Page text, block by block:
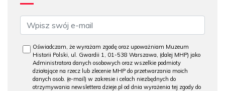
Oświadczam, że wyrażam zgodę oraz upoważniam Muzeum
Historii Polski, ul. Gwardii 1, 01-538 Warszawa, (dalej MHP) jako
Administratora danych osobowych oraz wszelkie podmioty
działające na rzecz lub zlecenie MHP do przetwarzania moich
danych osob. (e-mail) w zakresie i celach niezbędnych do
otrzymywania newslettera dzieje.pl od dnia wyrażenia tej zgody do